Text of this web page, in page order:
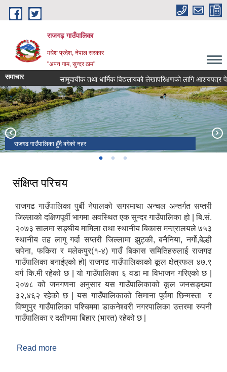
Skip to main content
राजगढ़ गाउँपालिका
मधेश प्रदेश, नेपाल सरकार
"अपन गाम, सुन्दर ठाम"
समाचार सामुदायीक तथा धार्मिक विद्यलायको लेखापरिक्षणको लागि आशयपत्र पेश
राजगढ गाउँपालिका हुँदै बगेको नहर
राजगढ गाउँपालिकाको प्रशासनीक भवन
रामजानकी मन्दिर तथा शनी मन्दिर
संक्षिप्त परिचय
राजगढ गाउँपालिका पुर्बी नेपालको सगरमाथा अन्चल अन्तर्गत सप्तरी
जिल्लाको दक्षिणपूर्वी भागमा अवस्थित एक सुन्दर गाउँपालिका हो | बि.सं.
२०७३ सालमा सङ्घीय मामिला तथा स्थानीय बिकास मन्त्रालयले ७५३
स्थानीय तह लागु गर्दा सप्तरी जिल्लामा झुट्की, बनैनिया, नर्गो,बेल्ही
चपेना, फकिरा र मलेकपुर(१-४) गाउँ बिकास समितिहरुलाई राजगढ
गाउँपालिका बनाईएको हो| राजगढ गाउँपालिकाको कूल क्षेत्रफल ४७.९
वर्ग कि.मी रहेको छ | यो गाउँपालिका ६ वडा मा विभाजन गरिएको छ |
२०७८ को जनगणना अनुसार यस गाउँपालिकाको कूल जनसङ्ख्या
३२,४६२ रहेको छ | यस गाउँपालिकाको सिमाना पूर्वमा छिन्मस्ता र
विष्णुपुर गाउँपालिका पश्चिममा डाकनेश्वरी नगरपालिका उत्तरमा रुपनी
गाउँपालिका र दक्षीणमा बिहार (भारत) रहेको छ |
Read more